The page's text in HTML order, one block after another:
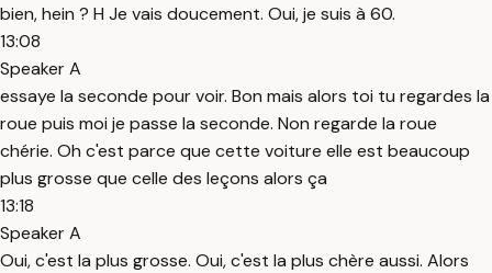
bien, hein ? H Je vais doucement. Oui, je suis à 60.
13:08
Speaker A
essaye la seconde pour voir. Bon mais alors toi tu regardes la
roue puis moi je passe la seconde. Non regarde la roue
chérie. Oh c'est parce que cette voiture elle est beaucoup
plus grosse que celle des leçons alors ça
13:18
Speaker A
Oui, c'est la plus grosse. Oui, c'est la plus chère aussi. Alors